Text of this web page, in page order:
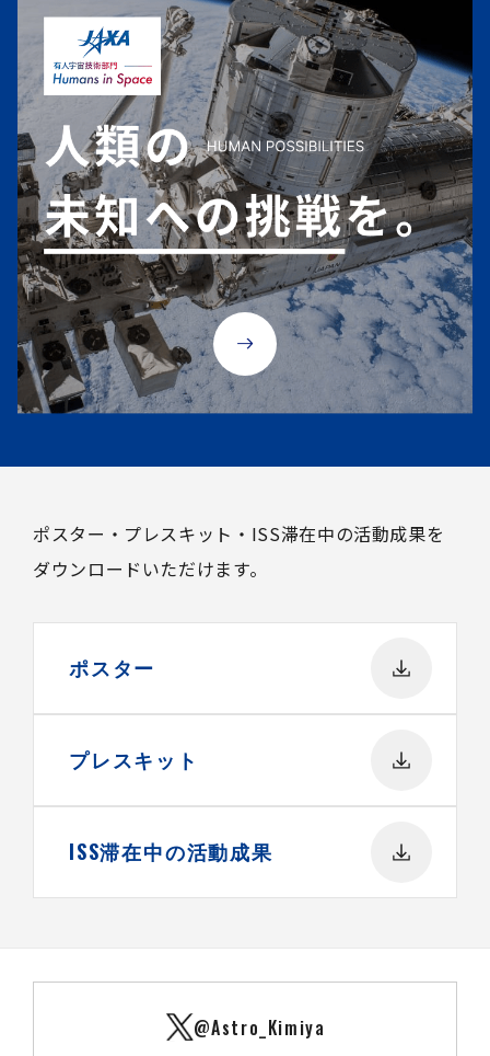
ポスター・プレスキット・ISS滞在中の活動成果を
ダウンロードいただけます。
ポスター
プレスキット
ISS滞在中の活動成果
@Astro_Kimiya